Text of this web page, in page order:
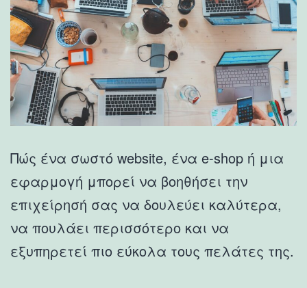
Πώς ένα σωστό website, ένα e-shop ή μια
εφαρμογή μπορεί να βοηθήσει την
επιχείρησή σας να δουλεύει καλύτερα,
να πουλάει περισσότερο και να
εξυπηρετεί πιο εύκολα τους πελάτες της.